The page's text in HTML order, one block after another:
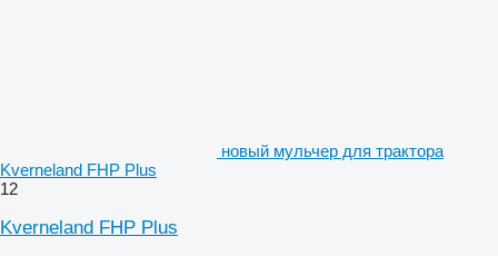
новый мульчер для трактора
Kverneland FHP Plus
12
Kverneland FHP Plus